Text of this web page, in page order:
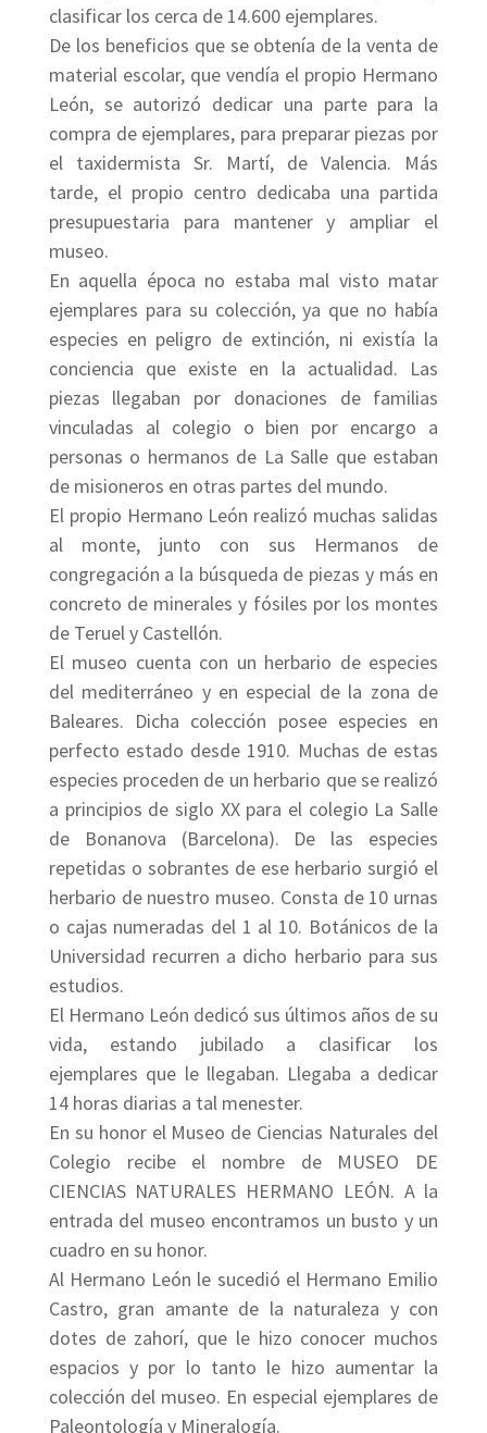
clasificar los cerca de 14.600 ejemplares.
De los beneficios que se obtenía de la venta de
material escolar, que vendía el propio Hermano
León, se autorizó dedicar una parte para la
compra de ejemplares, para preparar piezas por
el taxidermista Sr. Martí, de Valencia. Más
tarde, el propio centro dedicaba una partida
presupuestaria para mantener y ampliar el
museo.
En aquella época no estaba mal visto matar
ejemplares para su colección, ya que no había
especies en peligro de extinción, ni existía la
conciencia que existe en la actualidad. Las
piezas llegaban por donaciones de familias
vinculadas al colegio o bien por encargo a
personas o hermanos de La Salle que estaban
de misioneros en otras partes del mundo.
El propio Hermano León realizó muchas salidas
al monte, junto con sus Hermanos de
congregación a la búsqueda de piezas y más en
concreto de minerales y fósiles por los montes
de Teruel y Castellón.
El museo cuenta con un herbario de especies
del mediterráneo y en especial de la zona de
Baleares. Dicha colección posee especies en
perfecto estado desde 1910. Muchas de estas
especies proceden de un herbario que se realizó
a principios de siglo XX para el colegio La Salle
de Bonanova (Barcelona). De las especies
repetidas o sobrantes de ese herbario surgió el
herbario de nuestro museo. Consta de 10 urnas
o cajas numeradas del 1 al 10. Botánicos de la
Universidad recurren a dicho herbario para sus
estudios.
El Hermano León dedicó sus últimos años de su
vida, estando jubilado a clasificar los
ejemplares que le llegaban. Llegaba a dedicar
14 horas diarias a tal menester.
En su honor el Museo de Ciencias Naturales del
Colegio recibe el nombre de MUSEO DE
CIENCIAS NATURALES HERMANO LEÓN. A la
entrada del museo encontramos un busto y un
cuadro en su honor.
Al Hermano León le sucedió el Hermano Emilio
Castro, gran amante de la naturaleza y con
dotes de zahorí, que le hizo conocer muchos
espacios y por lo tanto le hizo aumentar la
colección del museo. En especial ejemplares de
Paleontología y Mineralogía.